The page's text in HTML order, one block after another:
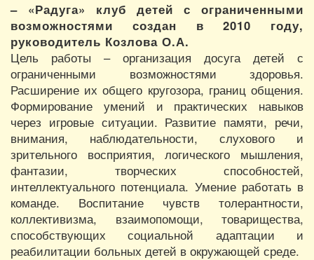
– «Радуга» клуб детей с ограниченными
возможностями создан в 2010 году,
руководитель Козлова О.А.
Цель работы – организация досуга детей с
ограниченными возможностями здоровья.
Расширение их общего кругозора, границ общения.
Формирование умений и практических навыков
через игровые ситуации. Развитие памяти, речи,
внимания, наблюдательности, слухового и
зрительного восприятия, логического мышления,
фантазии, творческих способностей,
интеллектуального потенциала. Умение работать в
команде. Воспитание чувств толерантности,
коллективизма, взаимопомощи, товарищества,
способствующих социальной адаптации и
реабилитации больных детей в окружающей среде.